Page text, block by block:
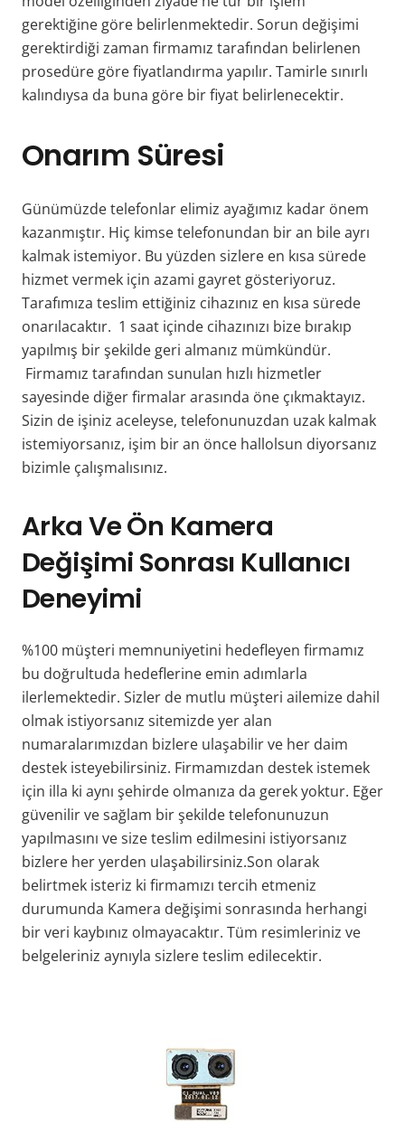
gerektiğine göre belirlenmektedir. Sorun değişimi
gerektirdiği zaman firmamız tarafından belirlenen
prosedüre göre fiyatlandırma yapılır. Tamirle sınırlı
kalındıysa da buna göre bir fiyat belirlenecektir.
Onarım Süresi
Günümüzde telefonlar elimiz ayağımız kadar önem
kazanmıştır. Hiç kimse telefonundan bir an bile ayrı
kalmak istemiyor. Bu yüzden sizlere en kısa sürede
hizmet vermek için azami gayret gösteriyoruz.
Tarafımıza teslim ettiğiniz cihazınız en kısa sürede
onarılacaktır. 1 saat içinde cihazınızı bize bırakıp
yapılmış bir şekilde geri almanız mümkündür.
Firmamız tarafından sunulan hızlı hizmetler
sayesinde diğer firmalar arasında öne çıkmaktayız.
Sizin de işiniz aceleyse, telefonunuzdan uzak kalmak
istemiyorsanız, işim bir an önce hallolsun diyorsanız
bizimle çalışmalısınız.
Arka Ve Ön Kamera
Değişimi Sonrası Kullanıcı
Deneyimi
%100 müşteri memnuniyetini hedefleyen firmamız
bu doğrultuda hedeflerine emin adımlarla
ilerlemektedir. Sizler de mutlu müşteri ailemize dahil
olmak istiyorsanız sitemizde yer alan
numaralarımızdan bizlere ulaşabilir ve her daim
destek isteyebilirsiniz. Firmamızdan destek istemek
için illa ki aynı şehirde olmanıza da gerek yoktur. Eğer
güvenilir ve sağlam bir şekilde telefonunuzun
yapılmasını ve size teslim edilmesini istiyorsanız
bizlere her yerden ulaşabilirsiniz.Son olarak
belirtmek isteriz ki firmamızı tercih etmeniz
durumunda Kamera değişimi sonrasında herhangi
bir veri kaybınız olmayacaktır. Tüm resimleriniz ve
belgeleriniz aynıyla sizlere teslim edilecektir.